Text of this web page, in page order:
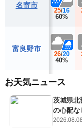
名寄市
富良野市
25/16
60%
26/20
40%
お天気ニュース
茨城県
の心配な